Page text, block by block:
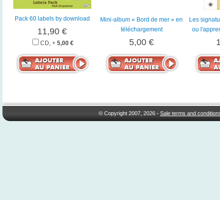
Pack 60 labels by download
11,90 €
CD, + 5,00 €
Mini-album « Bord de mer » en
téléchargement
5,00 €
Les
ou
© Copyright 2007, 2026 -Sale terms and